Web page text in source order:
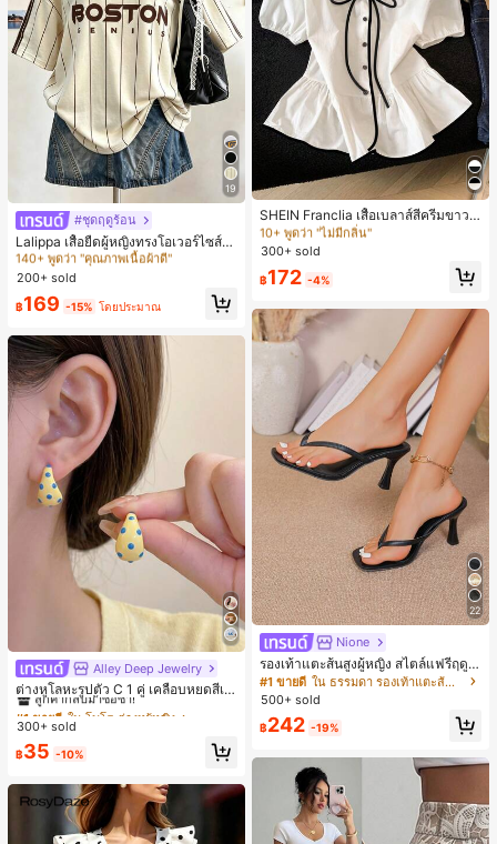
19
#ชุดฤดูร้อน
Lalippa เสื้อยืดผู้หญิงทรงโอเวอร์ไซส์ค
วามยาวกลาง คอกลม ไหล่ตก ลายพิมพ์
ตัวอักษรและลายทางแนวตั้ง สไตล์แฟชั่
นมินิมอล ของขวัญให้เพื่อน
#1 ขายดี
140+ พูดว่า "คุณภาพเนื้อผ้าดี"
#1 ขายดี
140+ พูดว่า "คุณภาพเนื้อผ้าดี"
#1 ขายดี
140+ พูดว่า "คุณภาพเนื้อผ้าดี"
#1 ขายดี
200+ sold
฿169 -15% โดยประมาณ
Alley Deep Jewelry
ต่างหูโลหะรูปตัว C 1 คู่ เคลือบหยดสีเห
ลือง ลายจุดสีน้ำเงิน สไตล์ยุโรปและอเม
ริกัน แฟชั่นส่วนตัว หวานและสง่างาม
สำหรับผู้หญิงและเด็กหญิง สำหรับการเ
ดินทาง งานแต่งงาน ปาร์ตี้ วันเกิด ของ
#1 ขายดี ใน โบโฮ ต่างหูผู้หญิง
ลูกค้ากลับมาซื้อซ้ำ!
เกือบหมดแล้ว!
#1 ขายดี ใน โบโฮ ต่างหูผู้หญิง
ลูกค้ากลับมาซื้อซ้ำ!
เกือบหมดแล้ว!
#1 ขายดี ใน โบโฮ ต่างหูผู้หญิง
ลูกค้ากลับมาซื้อซ้ำ!
เกือบหมดแล้ว!
#1 ขายดี
ใน โบโฮ ต่างหูผู้หญิง
เกือบหมดแล้ว!
300+ sold
฿35 -10%
SHEIN Franclia เสื้อเบลาส์สีครีมขาวนุ่
มนวล เอวรูด, แต่งขอบตัดกัน + โบว์ผูก,
แขนพอง จับคู่กับกระโปรงชายระบาย,
กวัน
#1 ขายดี
ใน น่ารัก เสื้อสตรี เสื้อเบลาส์ & Tee
10+ พูดว่า "ไม่มีกลิ่น"
#1 ขายดี
10+ พูดว่า "ไม่มีกลิ่น"
#1 ขายดี
10+ พูดว่า "ไม่มีกลิ่น"
#1 ขายดี
ใน น่ารัก เสื้อสตรี เสื้อเบลาส์ & Tee
300+ sold
฿172 -4%
22
Nione
รองเท้าแตะส้นสูงผู้หญิง สไตล์แฟรี่ฤดูร้
อน ส้นบาง แบบคีบ แต่งสายคาดผม รอ
งเท้าแตะชายหาดสำหรับเที่ยวพักผ่อน
แฟชั่นสายไขว้ สำหรับเดทไนท์
#1 ขายดี
ใน ธรรมดา รองเท้าแตะส้นสูงผู้หญิง
500+ sold
฿242 -19%